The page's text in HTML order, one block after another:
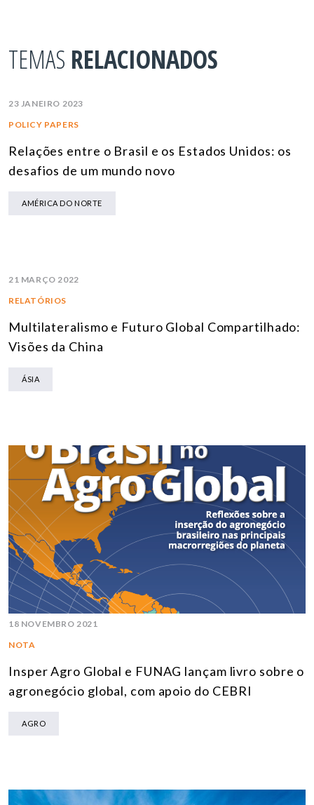
TEMAS RELACIONADOS
23 JANEIRO 2023
POLICY PAPERS
Relações entre o Brasil e os Estados Unidos: os
desafios de um mundo novo
AMÉRICA DO NORTE
21 MARÇO 2022
RELATÓRIOS
Multilateralismo e Futuro Global Compartilhado:
Visões da China
ÁSIA
18 NOVEMBRO 2021
NOTA
Insper Agro Global e FUNAG lançam livro sobre o
agronegócio global, com apoio do CEBRI
AGRO